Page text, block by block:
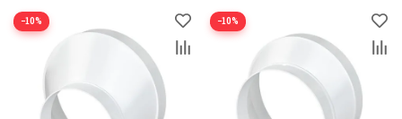
−10% −10%